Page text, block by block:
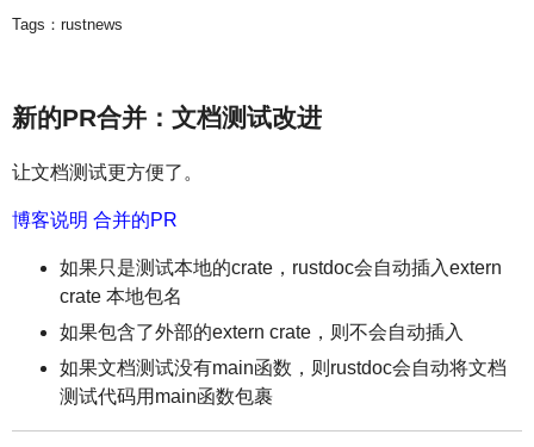
Tags：rustnews
新的PR合并：文档测试改进
让文档测试更方便了。
博客说明 合并的PR
如果只是测试本地的crate，rustdoc会自动插入extern
crate 本地包名
如果包含了外部的extern crate，则不会自动插入
如果文档测试没有main函数，则rustdoc会自动将文档
测试代码用main函数包裹